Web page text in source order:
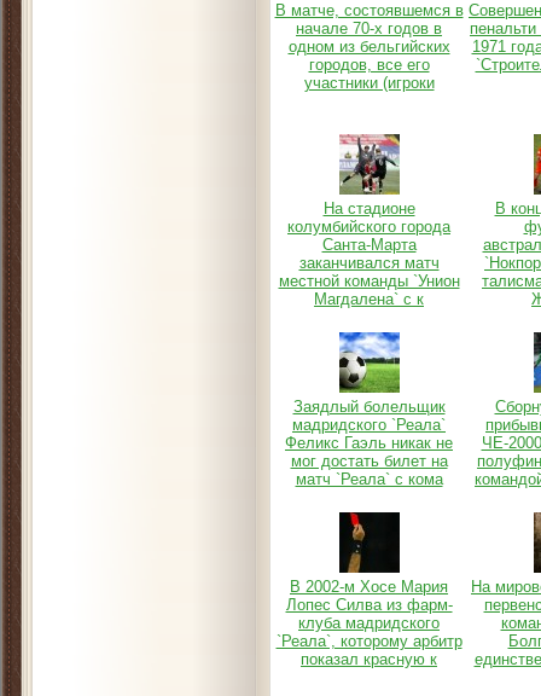
В матче, состоявшемся в
начале 70-х годов в
одном из бельгийских
городов, все его
участники (игроки
1971
На стадионе
колумбийского города
Санта-Марта
заканчивался матч
местной команды `Унион
Магдалена` с к
В
Заядлый болельщик
мадридского `Реала`
Феликс Гаэль никак не
мог достать билет на
матч `Реала` с кома
ЧЕ-
В 2002-м Хосе Мария
Лопес Силва из фарм-
клуба мадридского
`Реала`, которому арбитр
показал красную к
На